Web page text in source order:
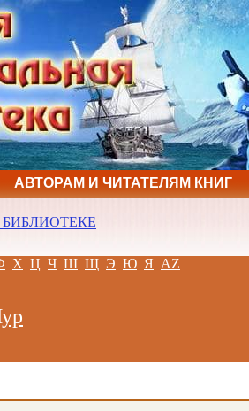
АВТОРАМ И ЧИТАТЕЛЯМ КНИГ
Х Ц Ч Ш Щ Э Ю Я AZ